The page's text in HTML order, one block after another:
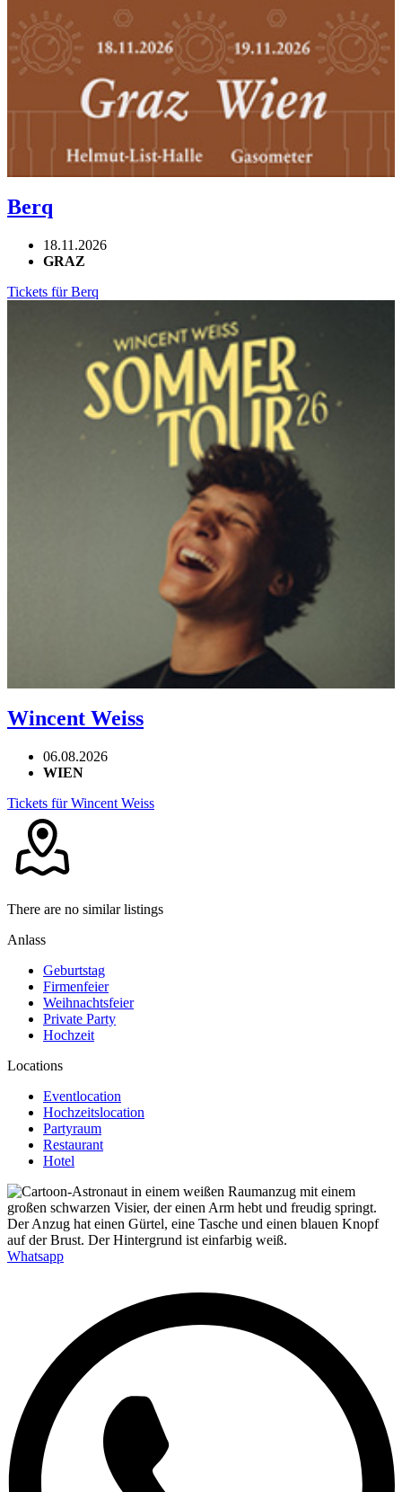
Berq
18.11.2026
GRAZ
Tickets für Berq
Wincent Weiss
06.08.2026
WIEN
Tickets für Wincent Weiss
There are no similar listings
Anlass
Geburtstag
Firmenfeier
Weihnachtsfeier
Private Party
Hochzeit
Locations
Eventlocation
Hochzeitslocation
Partyraum
Restaurant
Hotel
Whatsapp